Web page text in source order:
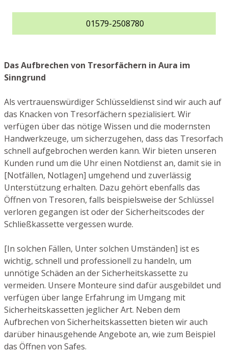
01579-2508780
Das Aufbrechen von Tresorfächern in Aura im
Sinngrund
Als vertrauenswürdiger Schlüsseldienst sind wir auch auf
das Knacken von Tresorfächern spezialisiert. Wir
verfügen über das nötige Wissen und die modernsten
Handwerkzeuge, um sicherzugehen, dass das Tresorfach
schnell aufgebrochen werden kann. Wir bieten unseren
Kunden rund um die Uhr einen Notdienst an, damit sie in
[Notfällen, Notlagen] umgehend und zuverlässig
Unterstützung erhalten. Dazu gehört ebenfalls das
Öffnen von Tresoren, falls beispielsweise der Schlüssel
verloren gegangen ist oder der Sicherheitscodes der
Schließkassette vergessen wurde.
[In solchen Fällen, Unter solchen Umständen] ist es
wichtig, schnell und professionell zu handeln, um
unnötige Schäden an der Sicherheitskassette zu
vermeiden. Unsere Monteure sind dafür ausgebildet und
verfügen über lange Erfahrung im Umgang mit
Sicherheitskassetten jeglicher Art. Neben dem
Aufbrechen von Sicherheitskassetten bieten wir auch
darüber hinausgehende Angebote an, wie zum Beispiel
das Öffnen von Safes.